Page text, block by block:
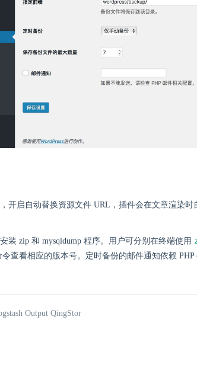
开启自动替换资源文件 URL，插件会在文章渲染时
装 zip 和 mysqldump 程序。用户可分别在终端使用
查看相应的版本号。定时备份的邮件通知依赖 PHP
Output QingStor